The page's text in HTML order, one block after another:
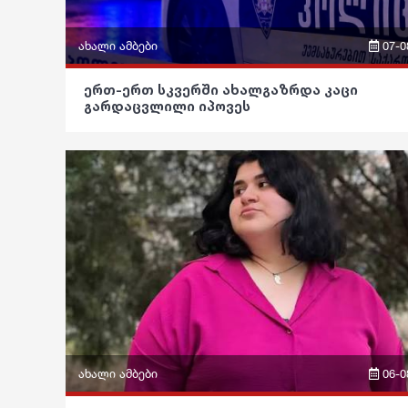
გართობა
რეგიონი
სოც. მედია
სპორტი
მსოფლიო
ეკონომიკა
სამართალი
რჩევები
ინტერვიუ
შოუბიზნესი
მედიცინა
ახალი ამბები
ფრაზები
ვიდეო
პოლიტიკა
საზოგადოება
განათლება
ჯანდაცვა
კულტურა
გართობა
რეგიონი
07-
ერთ-ერთ სკვერში ახალგაზრდა კაცი
გარდაცვლილი იპოვეს
ახალი ამბები 06-